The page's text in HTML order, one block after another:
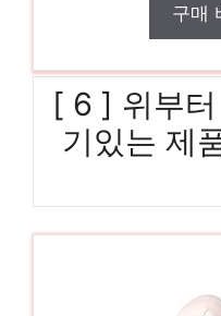
구매
[ 6 ] 위부
기있는 제